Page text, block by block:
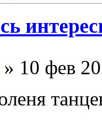
» 10 фев